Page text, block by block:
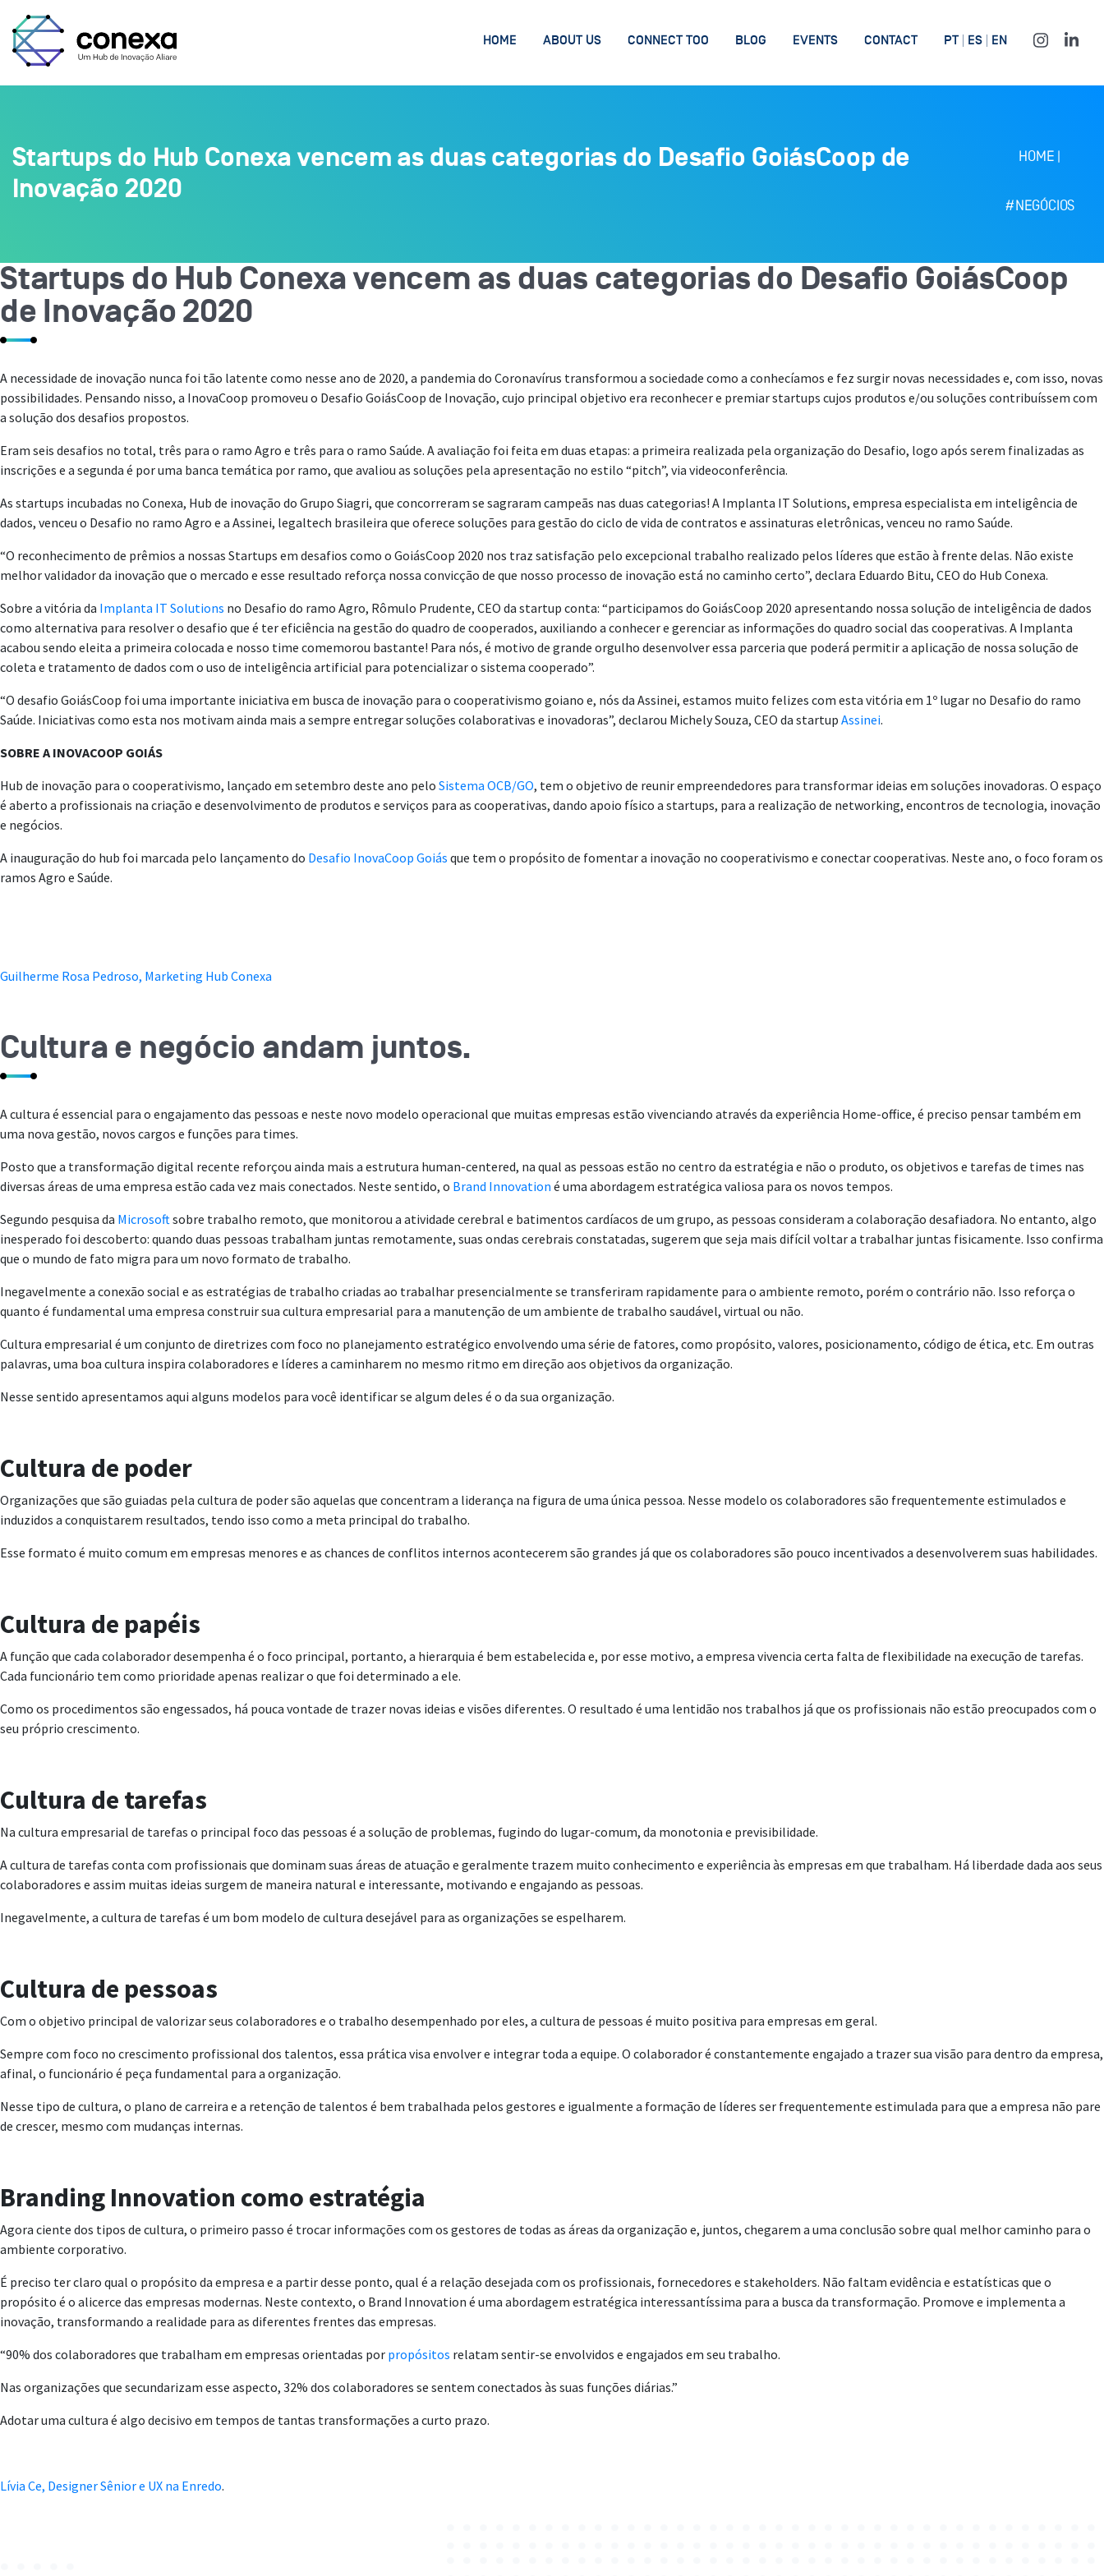
HOME ABOUT US CONNECT TOO BLOG EVENTS CONTACT PT ES EN
Startups do Hub Conexa vencem as duas categorias do Desafio GoiásCoop de
Inovação 2020
HOME |
#NEGÓCIOS
Startups do Hub Conexa vencem as duas categorias do Desafio GoiásCoop
de Inovação 2020
A necessidade de inovação nunca foi tão latente como nesse ano de 2020, a pandemia do Coronavírus transformou a sociedade como a conhecíamos e fez surgir novas necessidades e, com isso, novas
possibilidades. Pensando nisso, a InovaCoop promoveu o Desafio GoiásCoop de Inovação, cujo principal objetivo era reconhecer e premiar startups cujos produtos e/ou soluções contribuíssem com
a solução dos desafios propostos.
Eram seis desafios no total, três para o ramo Agro e três para o ramo Saúde. A avaliação foi feita em duas etapas: a primeira realizada pela organização do Desafio, logo após serem finalizadas as
inscrições e a segunda é por uma banca temática por ramo, que avaliou as soluções pela apresentação no estilo “pitch”, via videoconferência.
As startups incubadas no Conexa, Hub de inovação do Grupo Siagri, que concorreram se sagraram campeãs nas duas categorias! A Implanta IT Solutions, empresa especialista em inteligência de
dados, venceu o Desafio no ramo Agro e a Assinei, legaltech brasileira que oferece soluções para gestão do ciclo de vida de contratos e assinaturas eletrônicas, venceu no ramo Saúde.
“O reconhecimento de prêmios a nossas Startups em desafios como o GoiásCoop 2020 nos traz satisfação pelo excepcional trabalho realizado pelos líderes que estão à frente delas. Não existe
melhor validador da inovação que o mercado e esse resultado reforça nossa convicção de que nosso processo de inovação está no caminho certo”, declara Eduardo Bitu, CEO do Hub Conexa.
Sobre a vitória da Implanta IT Solutions no Desafio do ramo Agro, Rômulo Prudente, CEO da startup conta: “participamos do GoiásCoop 2020 apresentando nossa solução de inteligência de dados
como alternativa para resolver o desafio que é ter eficiência na gestão do quadro de cooperados, auxiliando a conhecer e gerenciar as informações do quadro social das cooperativas. A Implanta
acabou sendo eleita a primeira colocada e nosso time comemorou bastante! Para nós, é motivo de grande orgulho desenvolver essa parceria que poderá permitir a aplicação de nossa solução de
coleta e tratamento de dados com o uso de inteligência artificial para potencializar o sistema cooperado”.
“O desafio GoiásCoop foi uma importante iniciativa em busca de inovação para o cooperativismo goiano e, nós da Assinei, estamos muito felizes com esta vitória em 1º lugar no Desafio do ramo
Saúde. Iniciativas como esta nos motivam ainda mais a sempre entregar soluções colaborativas e inovadoras”, declarou Michely Souza, CEO da startup Assinei.
SOBRE A INOVACOOP GOIÁS
Hub de inovação para o cooperativismo, lançado em setembro deste ano pelo Sistema OCB/GO, tem o objetivo de reunir empreendedores para transformar ideias em soluções inovadoras. O espaço
é aberto a profissionais na criação e desenvolvimento de produtos e serviços para as cooperativas, dando apoio físico a startups, para a realização de networking, encontros de tecnologia, inovação
e negócios.
A inauguração do hub foi marcada pelo lançamento do Desafio InovaCoop Goiás que tem o propósito de fomentar a inovação no cooperativismo e conectar cooperativas. Neste ano, o foco foram os
ramos Agro e Saúde.
Guilherme Rosa Pedroso, Marketing Hub Conexa
Cultura e negócio andam juntos.
A cultura é essencial para o engajamento das pessoas e neste novo modelo operacional que muitas empresas estão vivenciando através da experiência Home-office, é preciso pensar também em
uma nova gestão, novos cargos e funções para times.
Posto que a transformação digital recente reforçou ainda mais a estrutura human-centered, na qual as pessoas estão no centro da estratégia e não o produto, os objetivos e tarefas de times nas
diversas áreas de uma empresa estão cada vez mais conectados. Neste sentido, o Brand Innovation é uma abordagem estratégica valiosa para os novos tempos.
Segundo pesquisa da Microsoftsobre trabalho remoto, que monitorou a atividade cerebral e batimentos cardíacos de um grupo, as pessoas consideram a colaboração desafiadora. No entanto, algo
inesperado foi descoberto: quando duas pessoas trabalham juntas remotamente, suas ondas cerebrais constatadas, sugerem que seja mais difícil voltar a trabalhar juntas fisicamente. Isso confirma
que o mundo de fato migra para um novo formato de trabalho.
Inegavelmente a conexão social e as estratégias de trabalho criadas ao trabalhar presencialmente se transferiram rapidamente para o ambiente remoto, porém o contrário não. Isso reforça o
quanto é fundamental uma empresa construir sua cultura empresarial para a manutenção de um ambiente de trabalho saudável, virtual ou não.
Cultura empresarial é um conjunto de diretrizes com foco no planejamento estratégico envolvendo uma série de fatores, como propósito, valores, posicionamento, código de ética, etc. Em outras
palavras, uma boa cultura inspira colaboradores e líderes a caminharem no mesmo ritmo em direção aos objetivos da organização.
Nesse sentido apresentamos aqui alguns modelos para você identificar se algum deles é o da sua organização.
Cultura de poder
Organizações que são guiadas pela cultura de poder são aquelas que concentram a liderança na figura de uma única pessoa. Nesse modelo os colaboradores são frequentemente estimulados e
induzidos a conquistarem resultados, tendo isso como a meta principal do trabalho.
Esse formato é muito comum em empresas menores e as chances de conflitos internos acontecerem são grandes já que os colaboradores são pouco incentivados a desenvolverem suas habilidades.
Cultura de papéis
A função que cada colaborador desempenha é o foco principal, portanto, a hierarquia é bem estabelecida e, por esse motivo, a empresa vivencia certa falta de flexibilidade na execução de tarefas.
Cada funcionário tem como prioridade apenas realizar o que foi determinado a ele.
Como os procedimentos são engessados, há pouca vontade de trazer novas ideias e visões diferentes. O resultado é uma lentidão nos trabalhos já que os profissionais não estão preocupados com o
seu próprio crescimento.
Cultura de tarefas
Na cultura empresarial de tarefas o principal foco das pessoas é a solução de problemas, fugindo do lugar-comum, da monotonia e previsibilidade.
A cultura de tarefas conta com profissionais que dominam suas áreas de atuação e geralmente trazem muito conhecimento e experiência às empresas em que trabalham. Há liberdade dada aos seus
colaboradores e assim muitas ideias surgem de maneira natural e interessante, motivando e engajando as pessoas.
Inegavelmente, a cultura de tarefas é um bom modelo de cultura desejável para as organizações se espelharem.
Cultura de pessoas
Com o objetivo principal de valorizar seus colaboradores e o trabalho desempenhado por eles, a cultura de pessoas é muito positiva para empresas em geral.
Sempre com foco no crescimento profissional dos talentos, essa prática visa envolver e integrar toda a equipe. O colaborador é constantemente engajado a trazer sua visão para dentro da empresa,
afinal, o funcionário é peça fundamental para a organização.
Nesse tipo de cultura, o plano de carreira e a retenção de talentos é bem trabalhada pelos gestores e igualmente a formação de líderes ser frequentemente estimulada para que a empresa não pare
de crescer, mesmo com mudanças internas.
Branding Innovation como estratégia
Agora ciente dos tipos de cultura, o primeiro passo é trocar informações com os gestores de todas as áreas da organização e, juntos, chegarem a uma conclusão sobre qual melhor caminho para o
ambiente corporativo.
É preciso ter claro qual o propósito da empresa e a partir desse ponto, qual é a relação desejada com os profissionais, fornecedores e stakeholders. Não faltam evidência e estatísticas que o
propósito é o alicerce das empresas modernas. Neste contexto, o Brand Innovation é uma abordagem estratégica interessantíssima para a busca da transformação. Promove e implementa a
inovação, transformando a realidade para as diferentes frentes das empresas.
“90% dos colaboradores que trabalham em empresas orientadas por propósitos relatam sentir-se envolvidos e engajados em seu trabalho.
Nas organizações que secundarizam esse aspecto, 32% dos colaboradores se sentem conectados às suas funções diárias.”
Adotar uma cultura é algo decisivo em tempos de tantas transformações a curto prazo.
Lívia Ce, Designer Sênior e UX na Enredo.